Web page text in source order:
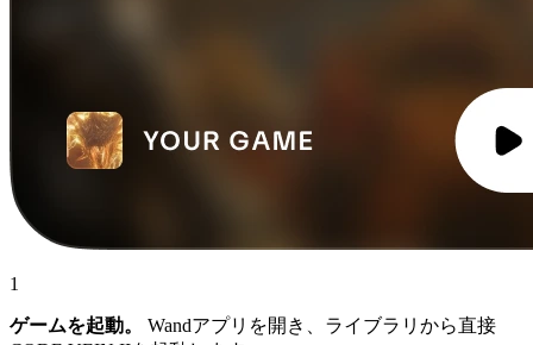
1
ゲームを起動。
Wandアプリを開き、ライブラリから直接